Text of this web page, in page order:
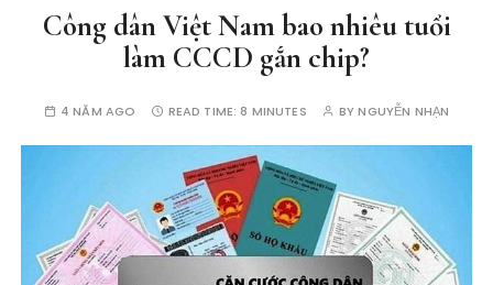
Công dân Việt Nam bao nhiêu tuổi
làm CCCD gắn chip?
4 NĂM AGO READ TIME:8 MINUTES BYNGUYỄN NHẠN